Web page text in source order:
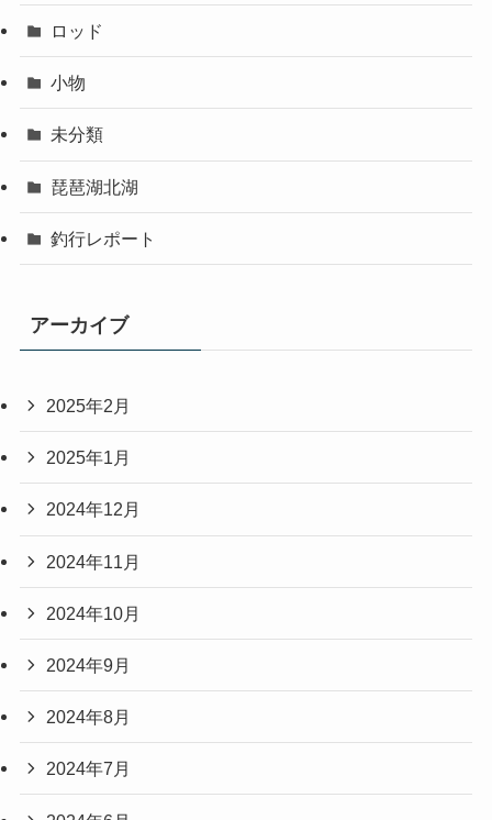
ロッド
小物
未分類
琵琶湖北湖
釣行レポート
アーカイブ
2025年2月
2025年1月
2024年12月
2024年11月
2024年10月
2024年9月
2024年8月
2024年7月